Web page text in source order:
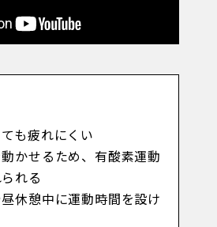
も疲れにくい
かせるため、有酸素運動
れる
休憩中に運動時間を設け